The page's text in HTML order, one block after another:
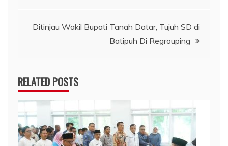
Ditinjau Wakil Bupati Tanah Datar, Tujuh SD di
Batipuh Di Regrouping
RELATED POSTS